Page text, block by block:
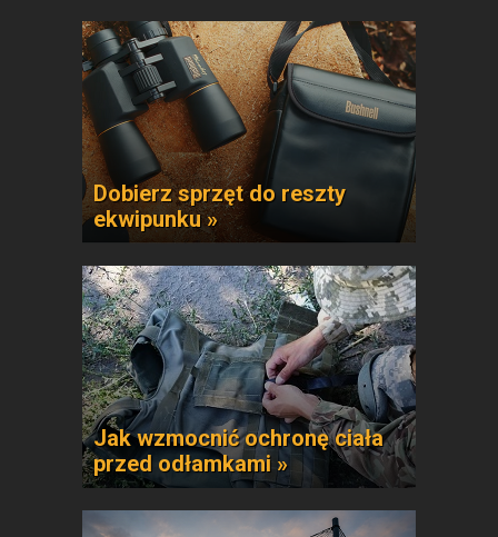
Dobierz sprzęt do reszty
ekwipunku »
Jak wzmocnić ochronę ciała
przed odłamkami »